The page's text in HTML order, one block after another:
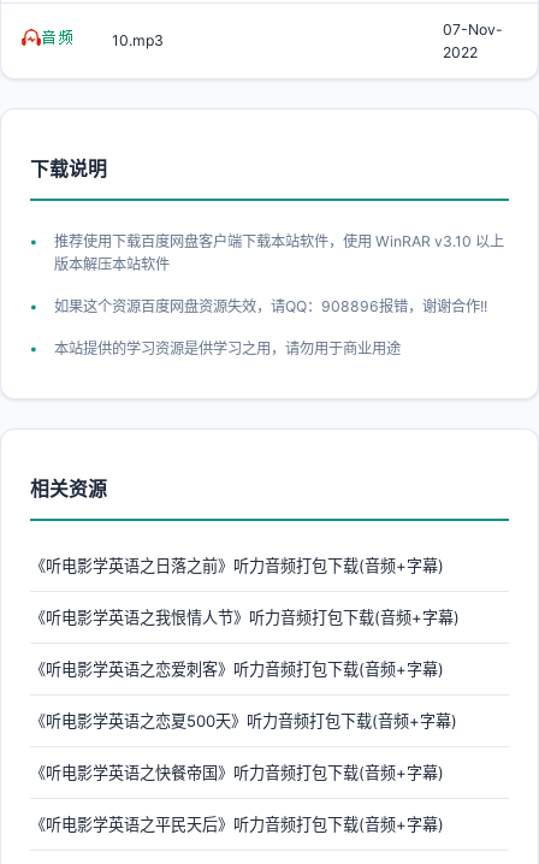
10.mp3
07-Nov-
2022
下载说明
推荐使用下载百度网盘客户端下载本站软件，使用 WinRAR v3.10 以上
版本解压本站软件
如果这个资源百度网盘资源失效，请QQ：908896报错，谢谢合作!!
本站提供的学习资源是供学习之用，请勿用于商业用途
相关资源
《听电影学英语之日落之前》听力音频打包下载(音频+字幕)
《听电影学英语之我恨情人节》听力音频打包下载(音频+字幕)
《听电影学英语之恋爱刺客》听力音频打包下载(音频+字幕)
《听电影学英语之恋夏500天》听力音频打包下载(音频+字幕)
《听电影学英语之快餐帝国》听力音频打包下载(音频+字幕)
《听电影学英语之平民天后》听力音频打包下载(音频+字幕)